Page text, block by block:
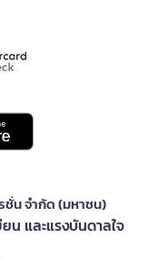
ชั่น จำกัด (มหาชน)
น และแรงบันดาลใจ